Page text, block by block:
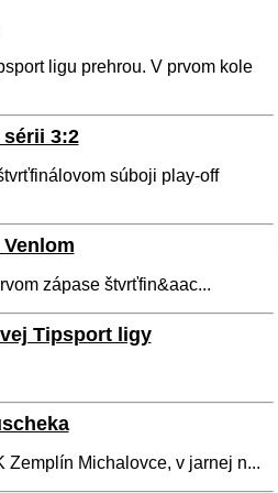
ligu prehrou. V prvom kole
3:2
súboji play-off
zápase štvrťfin&aac...
Tipsport ligy
Michalovce, v jarnej n...